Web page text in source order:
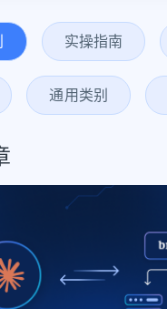
实操指南
通用类别